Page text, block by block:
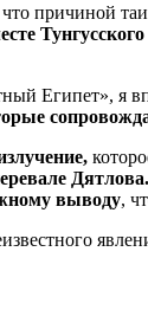
причиной
Египет», я
Дятлова.
выводу,